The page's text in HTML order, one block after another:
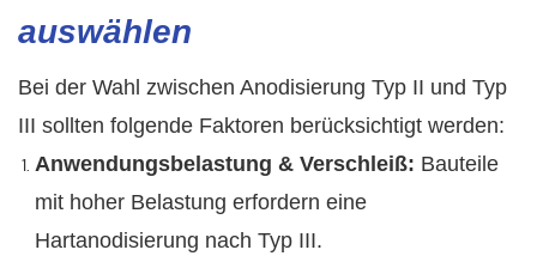
auswählen
Bei der Wahl zwischen Anodisierung Typ II und Typ
III sollten folgende Faktoren berücksichtigt werden:
Anwendungsbelastung & Verschleiß: Bauteile
mit hoher Belastung erfordern eine
Hartanodisierung nach Typ III.